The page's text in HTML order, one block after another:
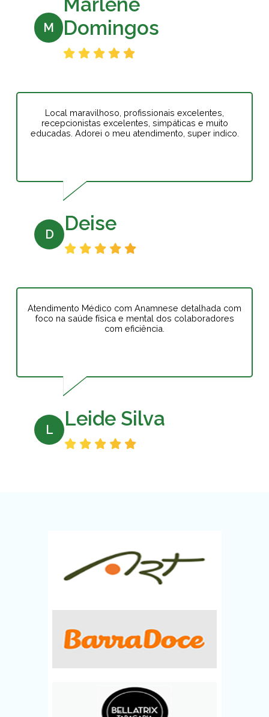
M
Marlene
Domingos
Local maravilhoso, profissionais excelentes,
recepcionistas excelentes, simpáticas e muito
educadas. Adorei o meu atendimento, super indico.
D Deise
Atendimento Médico com Anamnese detalhada com
foco na saúde física e mental dos colaboradores
com eficiência.
L Leide Silva